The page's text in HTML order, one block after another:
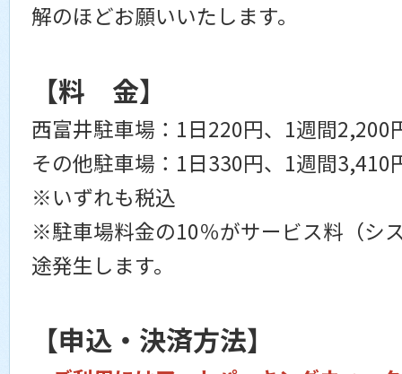
解のほどお願いいたします。
【料 金】
西富井駐車場：1日220円、1週間2,200
その他駐車場：1日330円、1週間3,410
※いずれも税込
※駐車場料金の10％がサービス料（シ
途発生します。
【申込・決済方法】